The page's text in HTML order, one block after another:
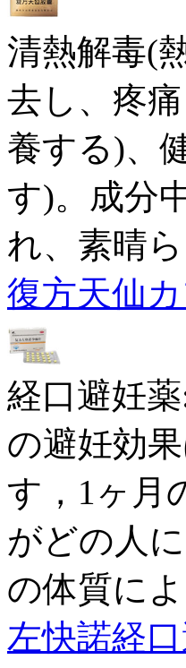
清熱解毒(
去し、疼
養する)、
す)。成分
れ、素晴
復方天仙
経口避妊薬
の避妊効
す，1ヶ月
がどの人
の体質に
左快諾経